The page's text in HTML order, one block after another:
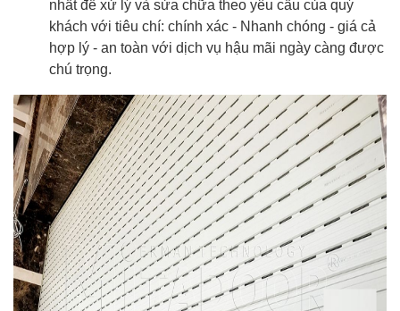
nhất để xử lý và sửa chữa theo yêu cầu của quý
khách với tiêu chí: chính xác - Nhanh chóng - giá cả
hợp lý - an toàn với dịch vụ hậu mãi ngày càng được
chú trọng.